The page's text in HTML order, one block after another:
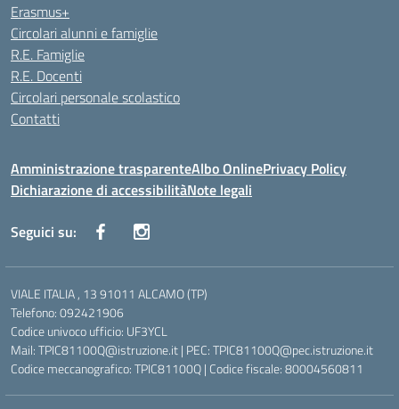
Erasmus+
Circolari alunni e famiglie
R.E. Famiglie
R.E. Docenti
Circolari personale scolastico
Contatti
Amministrazione trasparenteAlbo OnlinePrivacy Policy
Dichiarazione di accessibilitàNote legali
Seguici su:
VIALE ITALIA , 13 91011 ALCAMO (TP)
Telefono: 092421906
Codice univoco ufficio: UF3YCL
Mail: TPIC81100Q@istruzione.it | PEC: TPIC81100Q@pec.istruzione.it
Codice meccanografico: TPIC81100Q | Codice fiscale: 80004560811